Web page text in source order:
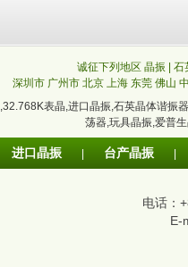
诚征下列地区 晶振 |
深圳市 广州市 北京 上海 东莞 佛山
,32.768K表晶,进口晶振,石英晶体谐振器
荡器,玩具晶振,爱普
进口晶振 台产晶振
电话：
E-